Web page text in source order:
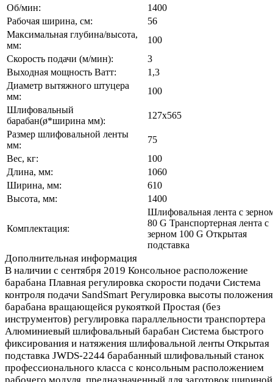
Об/мин:
1400
Рабочая ширина, см:
56
Максимальная глубина/высота,
мм:
100
Скорость подачи (м/мин):
3
Выходная мощность Ватт:
1,3
Диаметр вытяжного штуцера
мм:
100
Шлифовальный
барабан(ø*ширина мм):
127х565
Размер шлифовальной ленты
мм:
75
Вес, кг:
100
Длина, мм:
1060
Ширина, мм:
610
Высота, мм:
1400
Комплектация:
Шлифовальная лента с
80 G Транспортерная лента с
зерном 100 G Открытая
подставка
Дополнительная информация
В наличии с сентября 2019 Консольное расположение
барабана Плавная регулировка скорости подачи Система
контроля подачи SandSmart Регулировка высоты положения
барабана вращающейся рукояткой Простая (без
инструментов) регулировка параллельности транспортера
Алюминиевый шлифовальный барабан Система быстрого
фиксирования и натяжения шлифовальной ленты Открытая
подставка JWDS-2244 барабанный шлифовальный станок
профессионального класса с консольным расположением